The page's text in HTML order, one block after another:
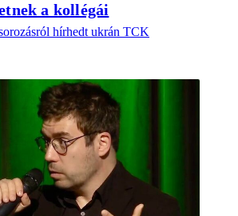
a kollégái
hírhedt ukrán TCK